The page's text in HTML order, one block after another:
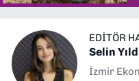
EDITÖR
Selin
İzmir